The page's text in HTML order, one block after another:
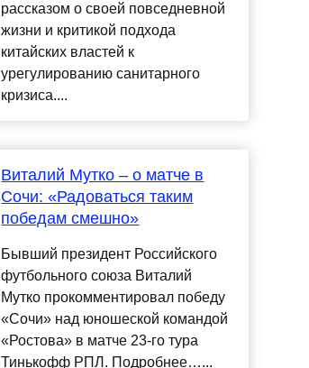
рассказом о своей повседневной
жизни и критикой подхода
китайских властей к
урегулированию санитарного
кризиса....
Виталий Мутко – о матче в
Сочи: «Радоваться таким
победам смешно»
Бывший президент Российского
футбольного союза Виталий
Мутко прокомментировал победу
«Сочи» над юношеской командой
«Ростова» в матче 23-го тура
Тинькофф РПЛ. Подробнее…...